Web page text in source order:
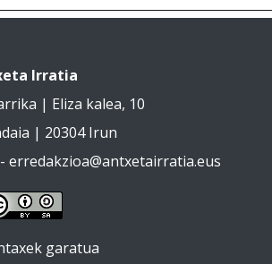
Irratia
| Eliza kalea, 10
| 20304 Irun
erredakzioa@antxetairratia.eus
garatua